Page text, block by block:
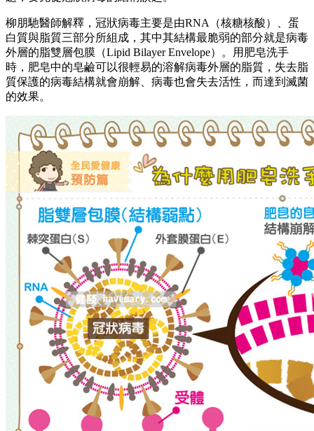
柳朋馳醫師解釋，冠狀病毒主要是由RNA（核糖核酸）、蛋
白質與脂質三部分所組成，其中其結構最脆弱的部分就是病毒
外層的脂雙層包膜（Lipid Bilayer Envelope）。用肥皂洗手
時，肥皂中的皂鹼可以很輕易的溶解病毒外層的脂質，失去脂
質保護的病毒結構就會崩解、病毒也會失去活性，而達到滅菌
的效果。